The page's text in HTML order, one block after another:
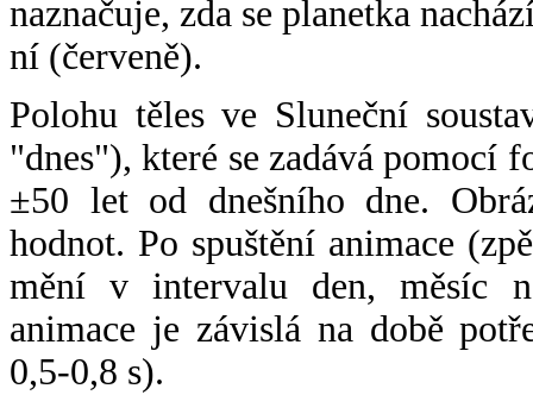
naznačuje, zda se planetka
ní (červeně).
Polohu těles ve Sluneční
"dnes"), které se zadává pomocí
±50 let od dnešního dne.
hodnot. Po spuštění animace
mění v intervalu den, měsíc
animace je závislá na době
0,5-0,8 s).